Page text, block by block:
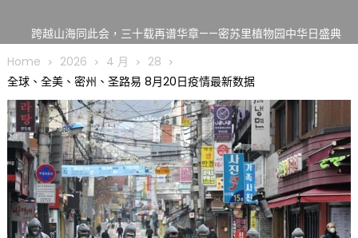
跨越山海同此会，三十载再谱华章——密苏里植物园中华日盛典
圆满举行
圣路易龙舟俱乐部5月16日龙舟体验日 邀请各界亲身体验划行乐
趣 + 水上竞速魅力
三十二载跨越时空的相逢
执掌密苏里植物园近四十年 致力推动全球植物多样性研究与中美
合作 Peter Raven 博士逝世 享年89岁
一晃三十年，初夏又相逢。中华日，等你来赴约 —— 密苏里植物
园“中华日三十周年特别报道（五）
筝声与琴韵交汇：刘励(Li Statler)与钢琴家Darek演绎一场古筝
与钢琴的精彩对话
Home 2026 4 月
28
全球、全美、密州、圣路易 8月20日疫情最新数据